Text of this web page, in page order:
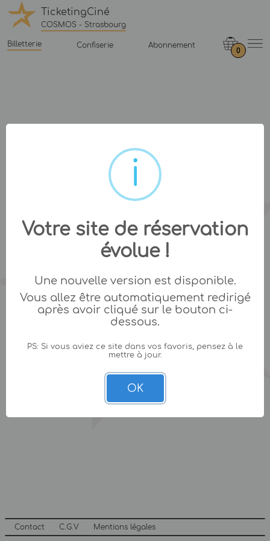
TicketingCiné
COSMOS - Strasbourg
Billetterie Confiserie Abonnement
0
Contact C.G.V Mentions légales
Votre site de réservation
évolue !
Une nouvelle version est disponible.
Vous allez être automatiquement redirigé
après avoir cliqué sur le bouton ci-
dessous.
PS: Si vous aviez ce site dans vos favoris, pensez à le
mettre à jour.
OK